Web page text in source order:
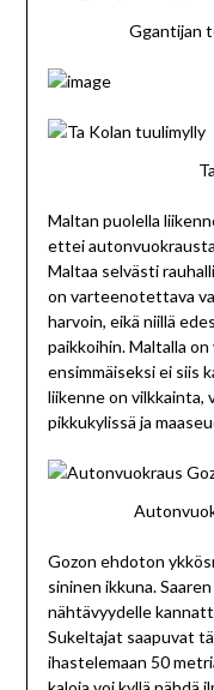
Ggantijan
Maltan puolella
ettei
Maltaa selvästi
on varteenotettava
harvoin, eikä niillä
paikkoihin. Maltalla
ensimmäiseksi ei siis
liikenne on vilkkainta,
pikkukylissä ja
Gozon ehdoton
sininen ikkuna.
nähtävyydelle
Sukeltajat saapuvat
ihastelemaan 50